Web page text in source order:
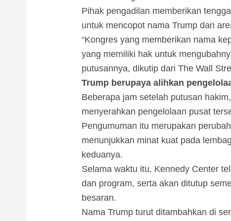
Pihak pengadilan memberikan
untuk mencopot nama Trump dari
“Kongres yang memberikan nama
yang memiliki hak untuk
putusannya, dikutip dari The Wall
Trump berupaya alihkan
Beberapa jam setelah putusan
menyerahkan pengelolaan pusat
Pengumuman itu merupakan
menunjukkan minat kuat pada
keduanya.
Selama waktu itu, Kennedy Center
dan program, serta akan ditutup
besaran.
Nama Trump turut ditambahkan di